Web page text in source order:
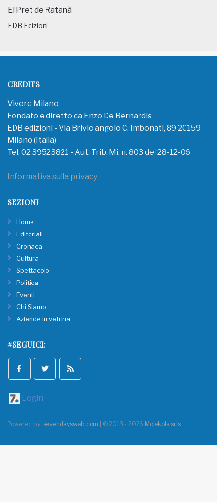
El Pret de Ratanà
EDB Edizioni
CREDITS
Vivere Milano
Fondato e diretto da Enzo De Bernardis
EDB edizioni - Via Brivio angolo C. Imbonati, 89 20159
Milano (Italia)
Tel. 02.39523821 - Aut. Trib. Mi. n. 803 del 28-12-06
Informativa sulla privacy
SEZIONI
Home
Editoriali
Cronaca
Cultura
Spettacolo
Politica
Eventi
Chi Siamo
Aziende in vetrina
#SEGUICI:
Login
Powered by: sevendaysweb.com | © 2013 - 2026 Molekola srls